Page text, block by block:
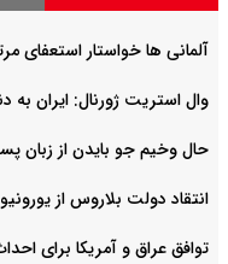
آلمانی ها خواستار استعفای
وال استریت ژورنال: ایران به
حال وخیم جو بایدن از زبان
انتقاد دولت بلاروس از
توافق عراق و آمریکا برای